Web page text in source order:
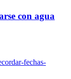
con agua